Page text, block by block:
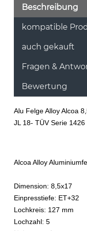
Beschreibung
kompatible
auch gekauft
Fragen &
Bewertung
Alu Felge Alloy Alcoa
JL 18- TÜV Serie 1426
Alcoa Alloy
Dimension: 8,5x17
Einpresstiefe: ET+32
Lochkreis: 127 mm
Lochzahl: 5